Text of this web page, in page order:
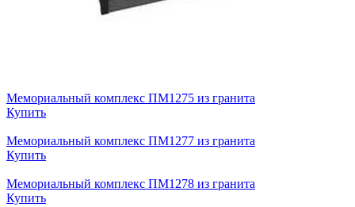
Мемориальный комплекс ПМ1275 из гранита
Купить
Мемориальный комплекс ПМ1277 из гранита
Купить
Мемориальный комплекс ПМ1278 из гранита
Купить